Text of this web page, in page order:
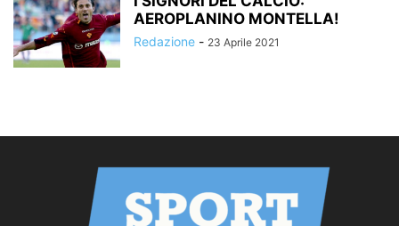
AEROPLANINO MONTELLA!
Redazione - 23 Aprile 2021